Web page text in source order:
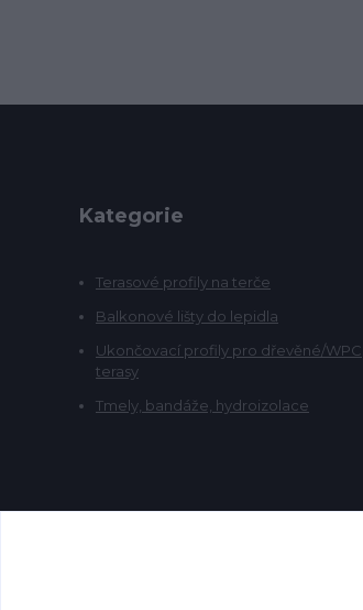
Kategorie
Terasové profily na terče
Balkonové lišty do lepidla
Ukončovací profily pro dřevěné/WPC
terasy
Tmely, bandáže, hydroizolace